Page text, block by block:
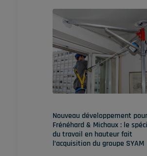
Nouveau développement pour
Frénéhard & Michaux : le
du travail en hauteur fait
l’acquisition du groupe SYAM